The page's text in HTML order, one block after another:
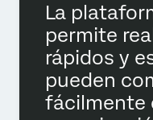
La
permite
rápidos y
pueden
fácilmente